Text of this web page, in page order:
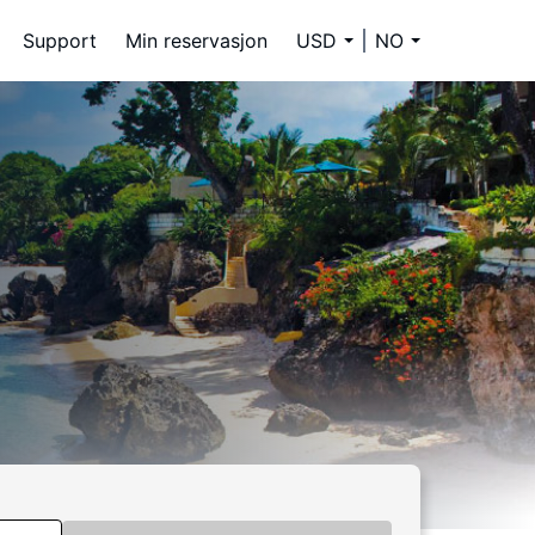
Support Min reservasjon USD NO